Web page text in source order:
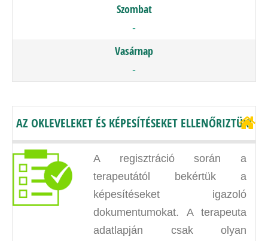
Szombat
-
Vasárnap
-
AZ OKLEVELEKET ÉS KÉPESÍTÉSEKET ELLENŐRIZTÜK!
A regisztráció során a
terapeutától bekértük a
képesítéseket igazoló
dokumentumokat. A terapeuta
adatlapján csak olyan